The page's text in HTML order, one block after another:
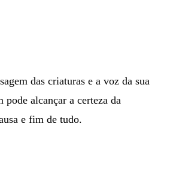
das criaturas e a voz da sua
pode alcançar a certeza da
e fim de tudo.